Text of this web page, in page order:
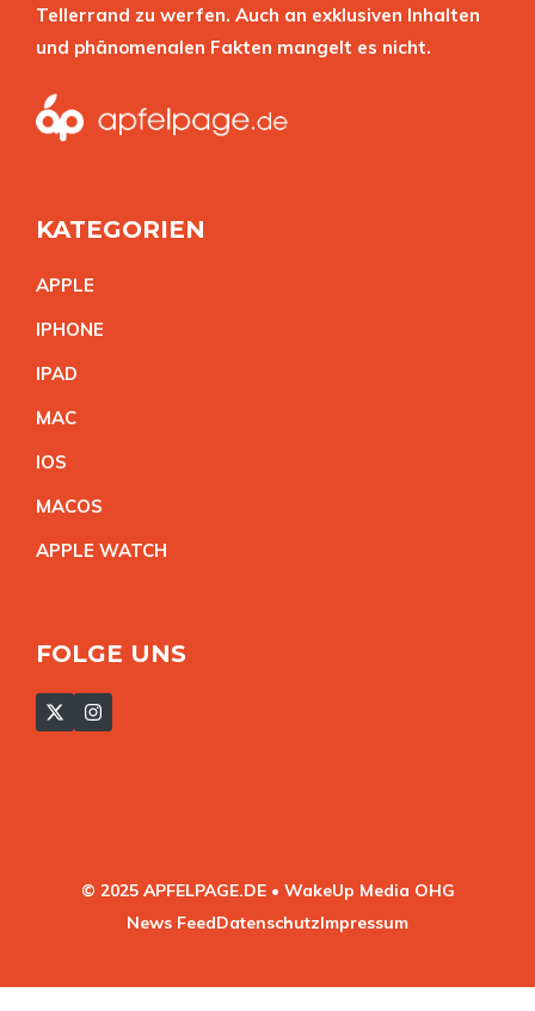
Tellerrand zu werfen. Auch an exklusiven Inhalten
und phänomenalen Fakten mangelt es nicht.
KATEGORIEN
APPLE
IPHONE
IPAD
MAC
IOS
MACOS
APPLE WATCH
FOLGE UNS
© 2025 APFELPAGE.DE • WakeUp Media OHG
News FeedDatenschutzImpressum